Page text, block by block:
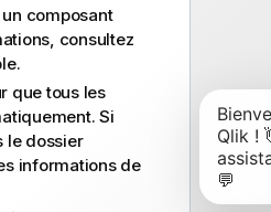
composant
consultez
que tous les
Si
le dossier
informations de